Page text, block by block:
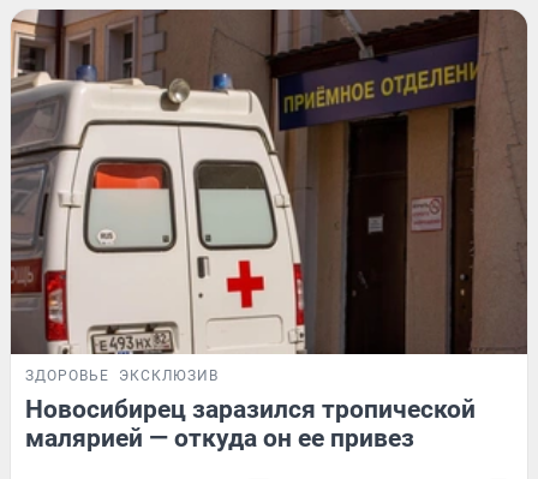
ЗДОРОВЬЕ ЭКСКЛЮЗИВ
Новосибирец заразился тропической
малярией — откуда он ее привез